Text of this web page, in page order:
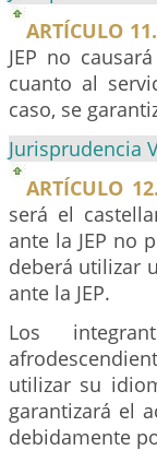
ARTÍCULO
JEP no
cuanto al
caso, se
Jurisprudencia
ARTÍCULO
será el
ante la JEP no
deberá utilizar
ante la JEP.
Los
utilizar su
garantizará el
debidamente